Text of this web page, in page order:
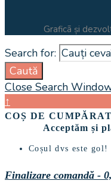
Graficã și
Search for:
Caută
Close Search
↑
COȘ DE
Acceptăm și
Coșul dvs este
Finalizare comandă -